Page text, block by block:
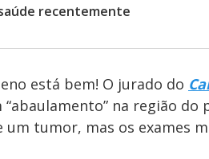
recentemente
está bem! O jurado do
na região do
um tumor, mas os exames